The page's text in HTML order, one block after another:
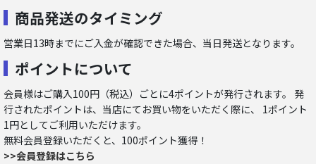
商品発送のタイミング
営業日13時までにご入金が確認できた場合、当日発送となります。
ポイントについて
会員様はご購入100円（税込）ごとに4ポイントが発行されます。 発
行されたポイントは、当店にてお買い物をいただく際に、 1ポイント
1円としてご利用いただけます。
無料会員登録いただくと、100ポイント獲得！
>>会員登録はこちら